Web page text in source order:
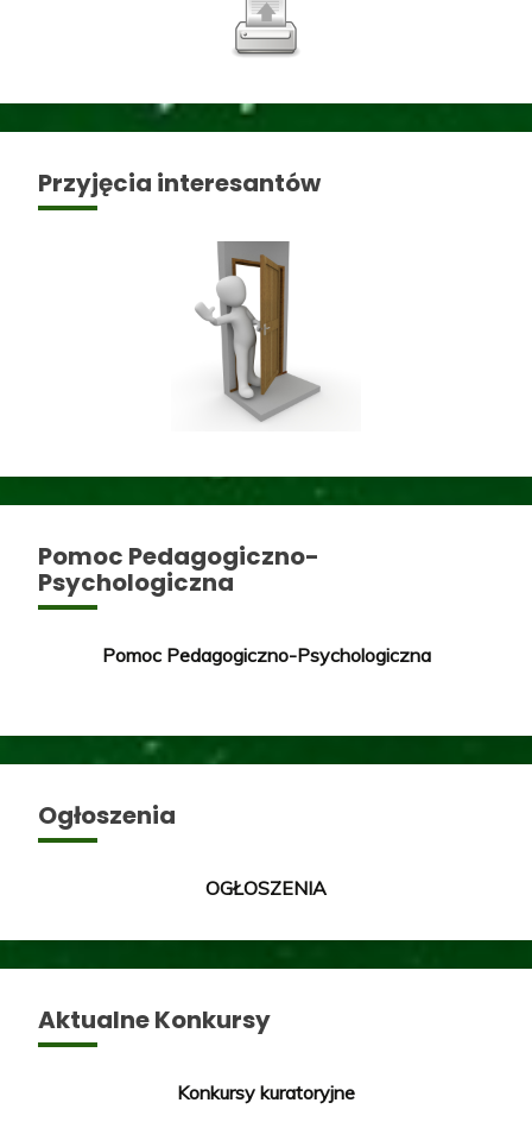
Przyjęcia interesantów
Pomoc Pedagogiczno-
Psychologiczna
Pomoc Pedagogiczno-Psychologiczna
Ogłoszenia
OGŁOSZENIA
Aktualne Konkursy
Konkursy kuratoryjne